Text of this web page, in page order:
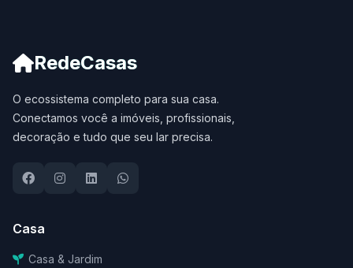
RedeCasas
O ecossistema completo para sua casa.
Conectamos você a imóveis, profissionais,
decoração e tudo que seu lar precisa.
Casa
Casa & Jardim